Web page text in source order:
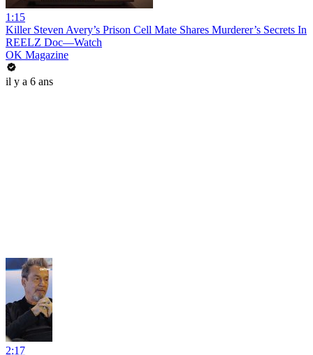
1:15
Killer Steven Avery’s Prison Cell Mate Shares Murderer’s Secrets In
REELZ Doc—Watch
OK Magazine
il y a 6 ans
2:17